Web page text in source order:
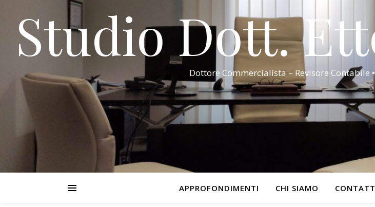
Studio Dott.
Dottore Commercialista – Revisore Contabile
APPROFONDIMENTI CHI SIAMO